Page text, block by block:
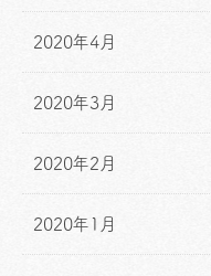
2020年4月
2020年3月
2020年2月
2020年1月